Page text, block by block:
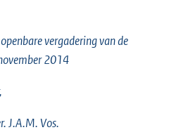
vergadering van de
2014
J.A.M. Vos.